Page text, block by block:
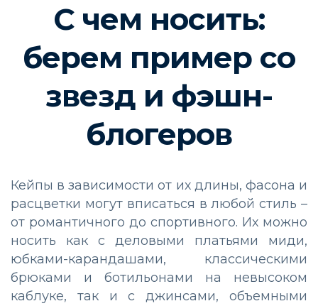
С чем носить:
берем пример со
звезд и фэшн-
блогеров
Кейпы в зависимости от их длины, фасона и
расцветки могут вписаться в любой стиль –
от романтичного до спортивного. Их можно
носить как с деловыми платьями миди,
юбками-карандашами, классическими
брюками и ботильонами на невысоком
каблуке, так и с джинсами, объемными